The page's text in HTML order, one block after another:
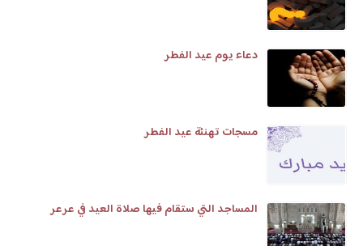
دعاء يوم عيد الفطر
مسجات تهنئة عيد الفطر
المساجد التي ستقام فيها صلاة العيد في عرعر